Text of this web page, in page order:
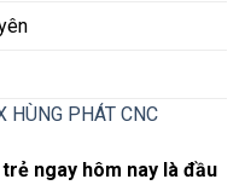
HÙNG PHÁT CNC
ngay hôm nay là đầu